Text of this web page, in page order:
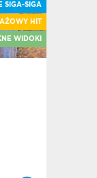
SIGA-SIGA
HIT
WIDOKI